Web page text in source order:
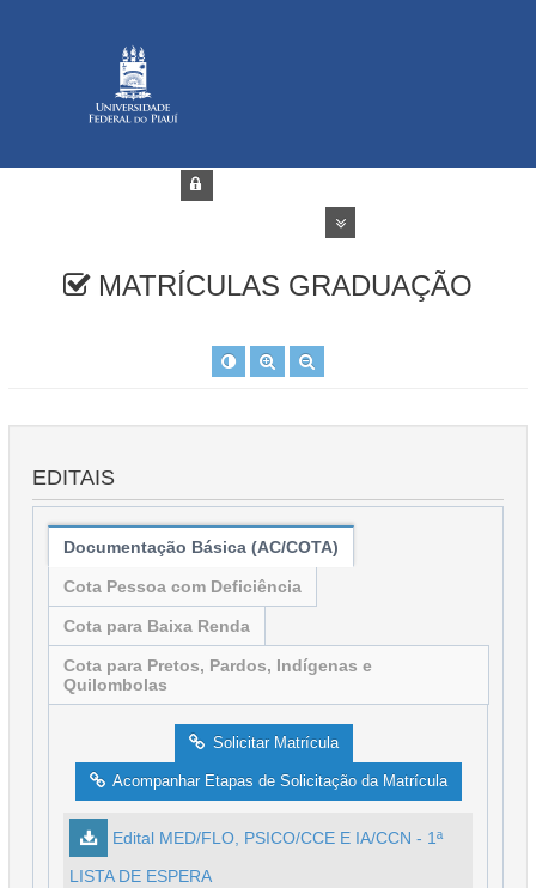
MATRÍCULAS GRADUAÇÃO
EDITAIS
Documentação Básica (AC/COTA)
Cota Pessoa com Deficiência
Cota para Baixa Renda
Cota para Pretos, Pardos, Indígenas e
Quilombolas
Solicitar Matrícula
Acompanhar Etapas de Solicitação da Matrícula
Edital MED/FLO, PSICO/CCE E IA/CCN - 1ª
LISTA DE ESPERA